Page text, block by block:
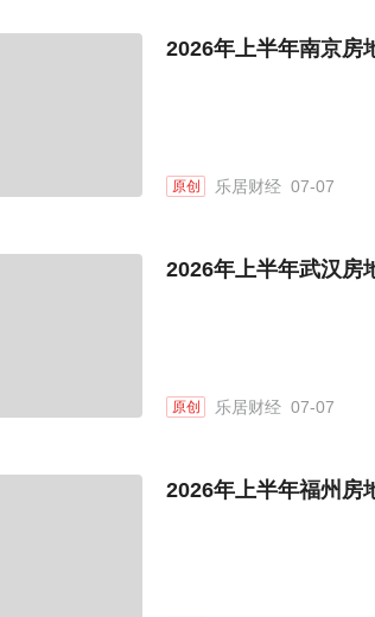
2026年上半年南京房
原创 乐居财经 07-07
2026年上半年武汉房
原创 乐居财经 07-07
2026年上半年福州房